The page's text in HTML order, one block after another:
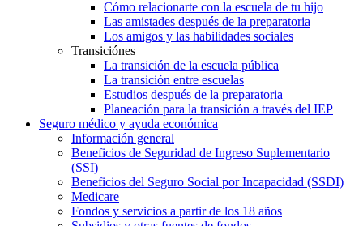
Cómo relacionarte con la escuela de tu hijo
Las amistades después de la preparatoria
Los amigos y las habilidades sociales
Transiciónes
La transición de la escuela pública
La transición entre escuelas
Estudios después de la preparatoria
Planeación para la transición a través del IEP
Seguro médico y ayuda económica
Información general
Beneficios de Seguridad de Ingreso Suplementario
(SSI)
Beneficios del Seguro Social por Incapacidad (SSDI)
Medicare
Fondos y servicios a partir de los 18 años